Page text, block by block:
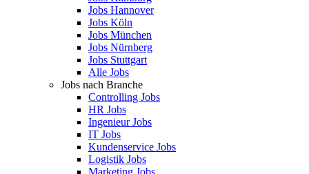
Jobs Hannover
Jobs Köln
Jobs München
Jobs Nürnberg
Jobs Stuttgart
Alle Jobs
Jobs nach Branche
Controlling Jobs
HR Jobs
Ingenieur Jobs
IT Jobs
Kundenservice Jobs
Logistik Jobs
Marketing Jobs